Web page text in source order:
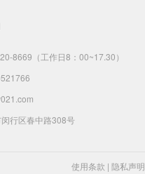
8669（工作日8：00~17.30）
行区春中路308号
使用条款 | 隐私声明